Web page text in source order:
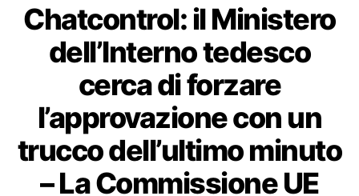
Chatcontrol: il Ministero
dell’Interno tedesco
cerca di forzare
l’approvazione con un
trucco dell’ultimo minuto
– La Commissione UE